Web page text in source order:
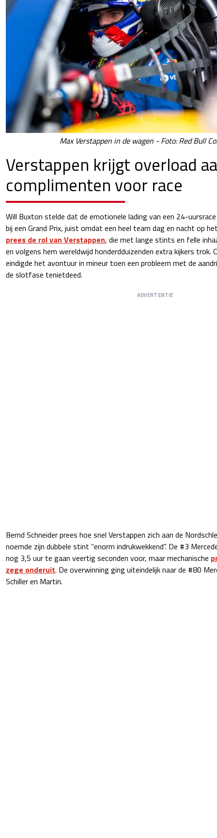
Max Verstappen in de wagen - Foto: Red Bull
Verstappen krijgt overload
complimenten voor race
Will Buxton stelde dat de emotionele lading van een 24-
bij een Grand Prix, juist omdat een heel team dag en nacht op
prees de rol van Verstappen, die met lange stints en felle
en volgens hem wereldwijd honderdduizenden extra kijkers trok.
eindigde het avontuur in mineur toen een probleem met de
de slotfase tenietdeed.
ADVERTENTIE
Bernd Schneider prees hoe snel Verstappen zich aan de
noemde zijn dubbele stint “enorm indrukwekkend”. De #3
nog 3,5 uur te gaan veertig seconden voor, maar mechanische
zege onderuit. De overwinning ging uiteindelijk naar de #80
Schiller en Martin.